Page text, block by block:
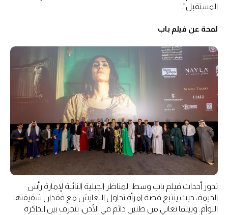
المستقبل".
لمحة عن فيلم باب
تدور أحداث فيلم باب وسط المناظر الجبلية النائية لإمارة رأس
الخيمة، حيث يتتبع قصة امرأة تحاول التعايش مع فقدان شقيقتها
التوأم. وبينما تعاني من طنين دائم في الأذن، تنجرف بين الذاكرة